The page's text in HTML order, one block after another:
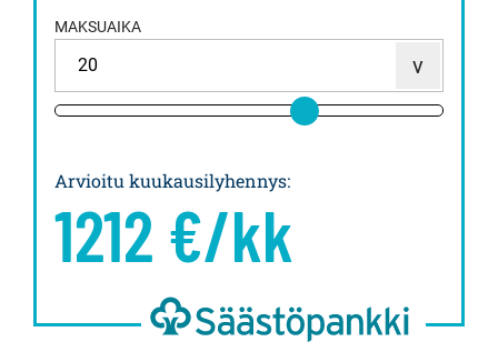
MAKSUAIKA
Arvioitu kuukausilyhennys:
1212 €/kk